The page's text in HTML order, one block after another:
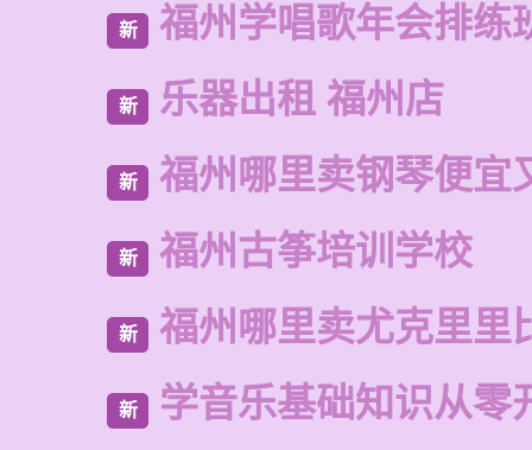
新 福州学唱歌年会排练
新 乐器出租 福州店
新 福州哪里卖钢琴便宜
新 福州古筝培训学校
新 福州哪里卖尤克里里
新 学音乐基础知识从零